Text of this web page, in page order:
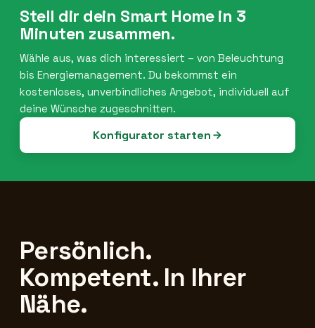
Stell dir dein Smart Home in 3
Minuten zusammen.
Wähle aus, was dich interessiert – von Beleuchtung
bis Energiemanagement. Du bekommst ein
kostenloses, unverbindliches Angebot, individuell auf
deine Wünsche zugeschnitten.
Konfigurator starten
Persönlich.
Kompetent. In Ihrer
Nähe.